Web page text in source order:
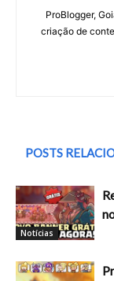
ProBlogger,
criação de
POSTS
Notícias